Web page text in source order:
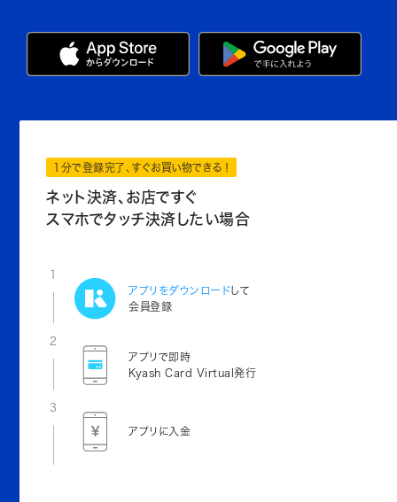
1分で登録完了、すぐお買い物できる！
ネット決済、お店ですぐ
スマホでタッチ決済したい場合
1
アプリをダウンロードして
会員登録
2
アプリで即時
Kyash Card Virtual発行
3
アプリに入金